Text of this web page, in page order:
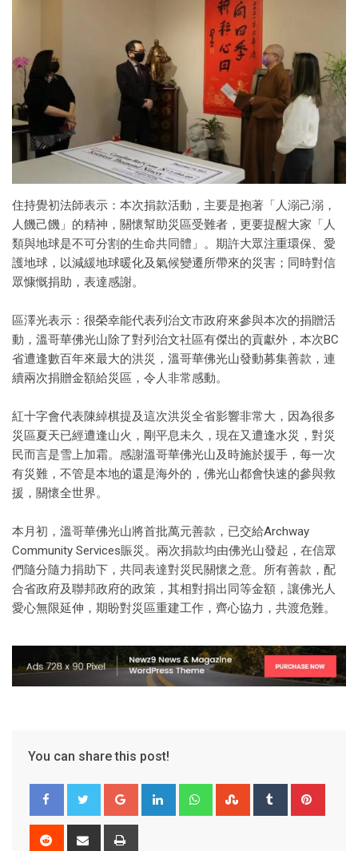
住持覺初法師表示：本次捐款活動，主要是抱著「人溺己溺，
人饑己饑」的精神，關懷幫助災區受難者，更要提醒大家「人
類與地球是不可分割的生命共同體」。期許大眾注重環保、愛
護地球，以減緩地球暖化及氣候變遷所帶來的災害；同時對信
眾慷慨捐助，表達感謝。
區澤光表示：很榮幸能代表列治文市政府來參與本次的捐贈活
動，溫哥華佛光山除了對列治文社區有傑出的貢獻外，本次BC
省遭逢數百年來最大的洪災，溫哥華佛光山發動募集善款，連
續兩次捐贈金額給災區，令人非常感動。
紅十字會代表陳綽棋提及這次洪災全省影響非常大，因為很多
災區夏天已經遭逢山火，剛平息未久，現在又遭逢水災，對災
民而言是雪上加霜。感謝溫哥華佛光山及時施於援手，每一次
有災難，不管是本地的還是海外的，佛光山都會快速的參與救
援，關懷全世界。
本月初，溫哥華佛光山將首批萬元善款，已交給Archway
Community Services賑災。兩次捐款均由佛光山發起，在信眾
們隨分隨力捐助下，共同表達對災民關懷之意。所有善款，配
合省政府及聯邦政府的政策，其相對捐出同等金額，讓佛光人
愛心無限延伸，期盼對災區重建工作，齊心協力，共渡危難。
You can share this post!